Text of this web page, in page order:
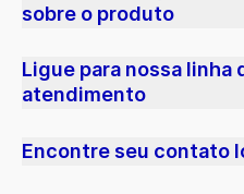
sobre o produto
Ligue para nossa linha
atendimento
Encontre seu contato